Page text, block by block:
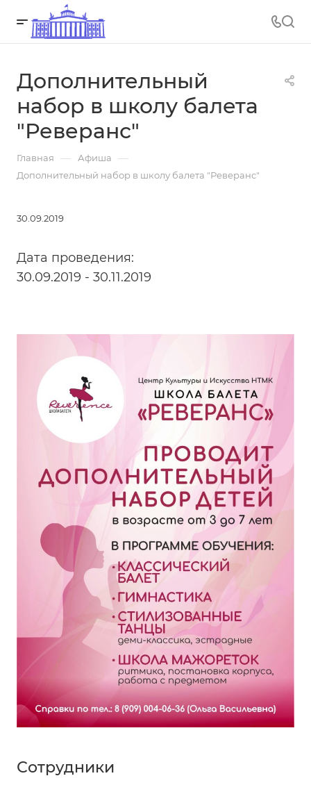
Дополнительный
набор в школу балета
"Реверанс"
Главная — Афиша —
Дополнительный набор в школу балета "Реверанс"
30.09.2019
Дата проведения:
30.09.2019 - 30.11.2019
Сотрудники